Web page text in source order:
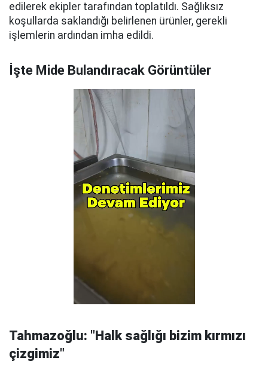
edilerek ekipler tarafından toplatıldı. Sağlıksız
koşullarda saklandığı belirlenen ürünler, gerekli
işlemlerin ardından imha edildi.
İşte Mide Bulandıracak Görüntüler
Tahmazoğlu: "Halk sağlığı bizim kırmızı
çizgimiz"